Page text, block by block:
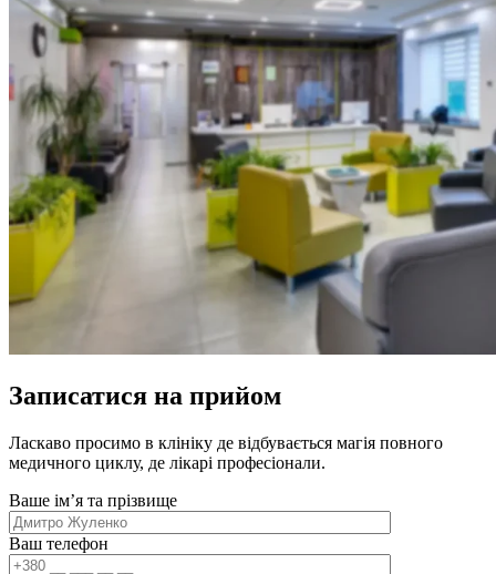
Записатися на прийом
Ласкаво просимо в клініку де відбувається магія повного
медичного циклу, де лікарі професіонали.
Ваше імʼя та прізвище
Ваш телефон